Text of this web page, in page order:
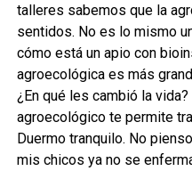
talleres sabemos que la
sentidos. No es lo mismo
cómo está un apio con
agroecológica es más
¿En qué les cambió la vida?
agroecológico te permite
Duermo tranquilo. No
mis chicos ya no se